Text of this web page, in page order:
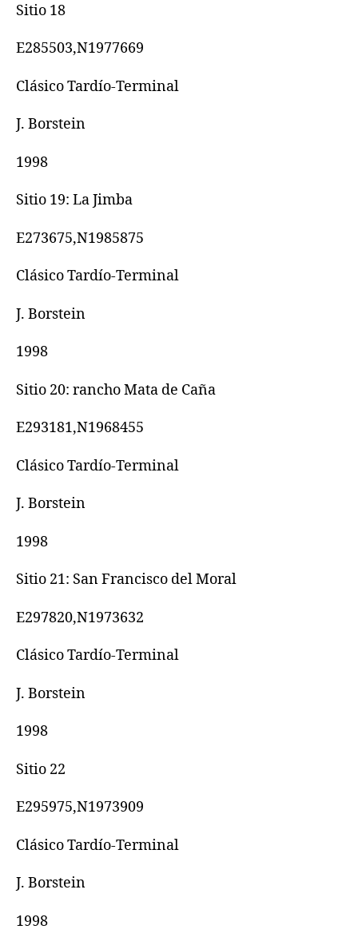
Sitio 18
E285503,N1977669
Clásico Tardío-Terminal
J. Borstein
1998
Sitio 19: La Jimba
E273675,N1985875
Clásico Tardío-Terminal
J. Borstein
1998
Sitio 20: rancho Mata de Caña
E293181,N1968455
Clásico Tardío-Terminal
J. Borstein
1998
Sitio 21: San Francisco del Moral
E297820,N1973632
Clásico Tardío-Terminal
J. Borstein
1998
Sitio 22
E295975,N1973909
Clásico Tardío-Terminal
J. Borstein
1998